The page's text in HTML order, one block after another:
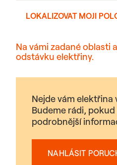
LOKALIZOVAT MOJI
Na vámi zadané oblasti
odstávku elektřiny.
Nejde vám elektřina
Budeme rádi,
podrobnější
NAHLÁSIT